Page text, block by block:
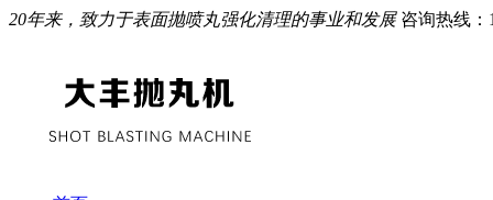
20年来，致力于表面抛喷丸强化清理的事业和发展 咨询热线：